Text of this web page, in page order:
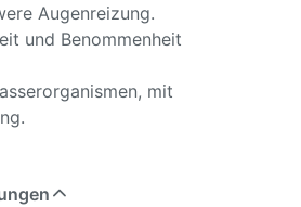
Augenreizung.
und Benommenheit
mit